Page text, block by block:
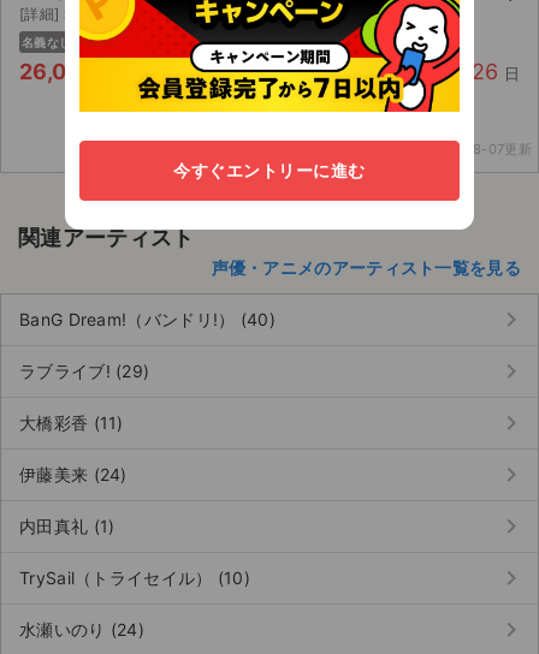
[詳細] 2Daysチケット最速先行
名義なし 主催者 電チケ
26,000 2 枚 0 件 残り 126 日
2026-08-07更新
関連アーティスト
声優・アニメのアーティスト一覧を見る
BanG Dream!（バンドリ!） (40) keyboard_arrow_right
ラブライブ! (29) keyboard_arrow_right
大橋彩香 (11) keyboard_arrow_right
伊藤美来 (24) keyboard_arrow_right
内田真礼 (1) keyboard_arrow_right
TrySail（トライセイル） (10) keyboard_arrow_right
水瀬いのり (24) keyboard_arrow_right
今すぐエントリーに進む